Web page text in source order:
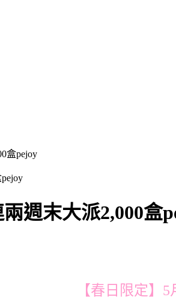
盒pejoy
週末大派2,000盒
【春日限定】